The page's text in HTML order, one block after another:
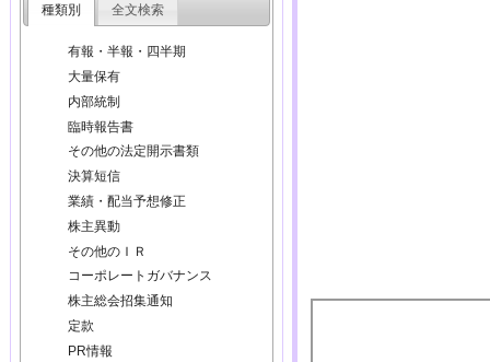
種類別 全文検索
有報・半報・四半期
大量保有
内部統制
臨時報告書
その他の法定開示書類
決算短信
業績・配当予想修正
株主異動
その他のＩＲ
コーポレートガバナンス
株主総会招集通知
定款
PR情報